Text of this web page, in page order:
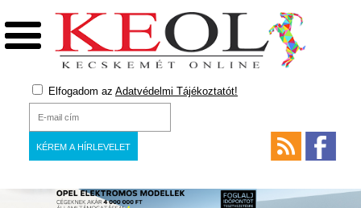
Elfogadom az Adatvédelmi Tájékoztatót!